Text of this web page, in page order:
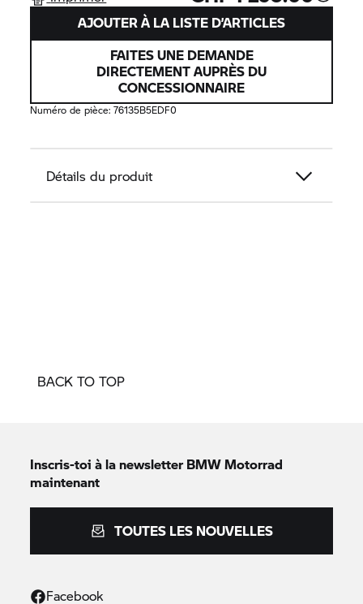
AJOUTER À LA LISTE D’ARTICLES
FAITES UNE DEMANDE
DIRECTEMENT AUPRÈS DU
CONCESSIONNAIRE
Numéro de pièce:76135B5EDF0
Détails du produit
BACK TO TOP
Inscris-toi à la newsletterBMW Motorrad
maintenant
TOUTES LES NOUVELLES
Facebook